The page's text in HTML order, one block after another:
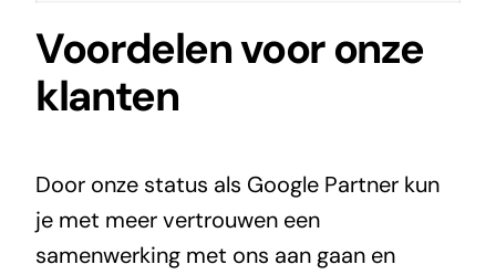
Voordelen voor onze
klanten
Door onze status als Google Partner kun
je met meer vertrouwen een
samenwerking met ons aan gaan en